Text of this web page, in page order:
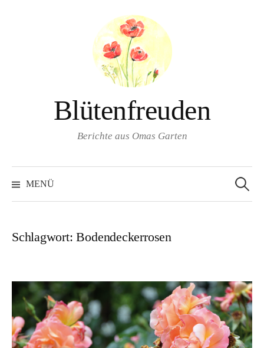
Blütenfreuden
Berichte aus Omas Garten
MENÜ
nach:
Schlagwort:Bodendeckerrosen